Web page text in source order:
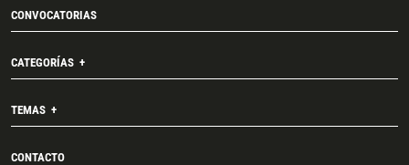
CONVOCATORIAS
CATEGORÍAS
TEMAS
CONTACTO